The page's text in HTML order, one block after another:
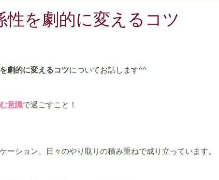
性を劇的に変えるコツ
劇的に変えるコツについてお話します^^
意識で過ごすこと！
ーション、日々のやり取りの積み重ねで成り立っています。